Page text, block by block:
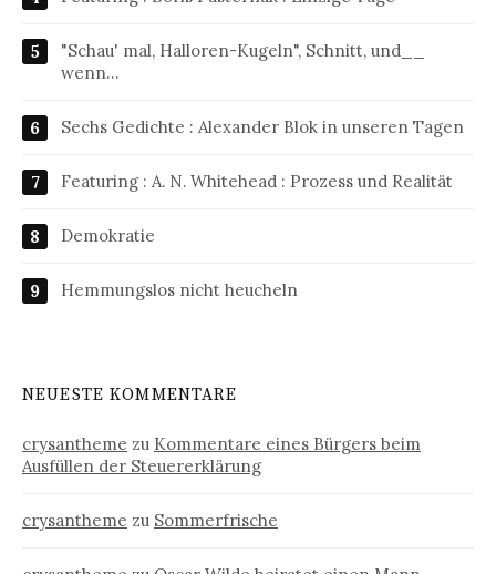
"Schau' mal, Halloren-Kugeln", Schnitt, und__
wenn…
Sechs Gedichte : Alexander Blok in unseren Tagen
Featuring : A. N. Whitehead : Prozess und Realität
Demokratie
Hemmungslos nicht heucheln
NEUESTE KOMMENTARE
crysantheme zu Kommentare eines Bürgers beim
Ausfüllen der Steuererklärung
crysantheme zu Sommerfrische